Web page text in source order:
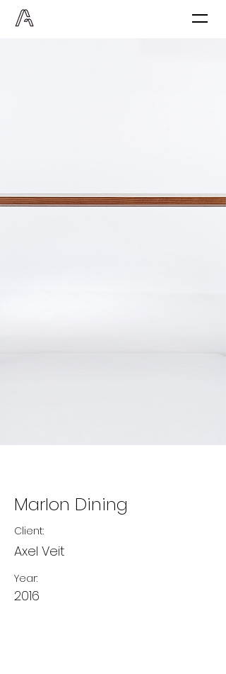
Marlon Dining
Client:
Axel Veit
Year:
2016